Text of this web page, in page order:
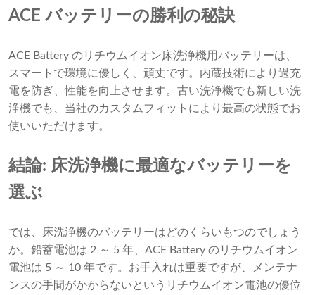
ACE バッテリーの勝利の秘訣
ACE Battery のリチウムイオン床洗浄機用バッテリーは、
スマートで環境に優しく、頑丈です。内蔵技術により過充
電を防ぎ、性能を向上させます。古い洗浄機でも新しい洗
浄機でも、当社のカスタムフィットにより最高の状態でお
使いいただけます。
結論: 床洗浄機に最適なバッテリーを
選ぶ
では、床洗浄機のバッテリーはどのくらいもつのでしょう
か。鉛蓄電池は 2 ～ 5 年、ACE Battery のリチウムイオン
電池は 5 ～ 10 年です。お手入れは重要ですが、メンテナ
ンスの手間がかからないというリチウムイオン電池の優位